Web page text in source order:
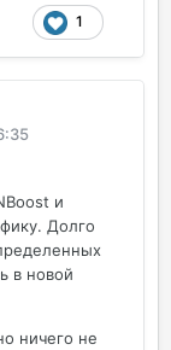
1
и
Долго
в новой
ничего не